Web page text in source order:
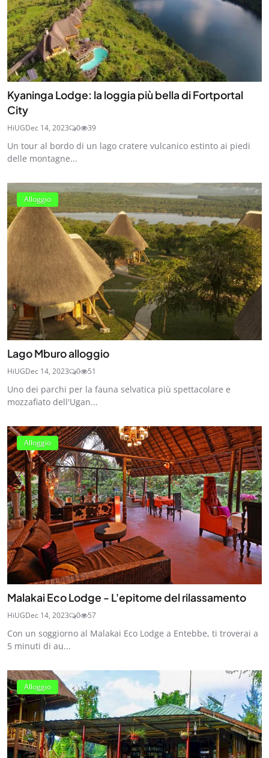
Kyaninga Lodge: la loggia più bella di Fortportal
City
HiUGDec 14, 2023 0 39
Un tour al bordo di un lago cratere vulcanico estinto ai piedi
delle montagne...
Alloggio
Lago Mburo alloggio
HiUGDec 14, 2023 0 51
Uno dei parchi per la fauna selvatica più spettacolare e
mozzafiato dell'Ugan...
Alloggio
Malakai Eco Lodge - L'epitome del rilassamento
HiUGDec 14, 2023 0 57
Con un soggiorno al Malakai Eco Lodge a Entebbe, ti troverai a
5 minuti di au...
Alloggio